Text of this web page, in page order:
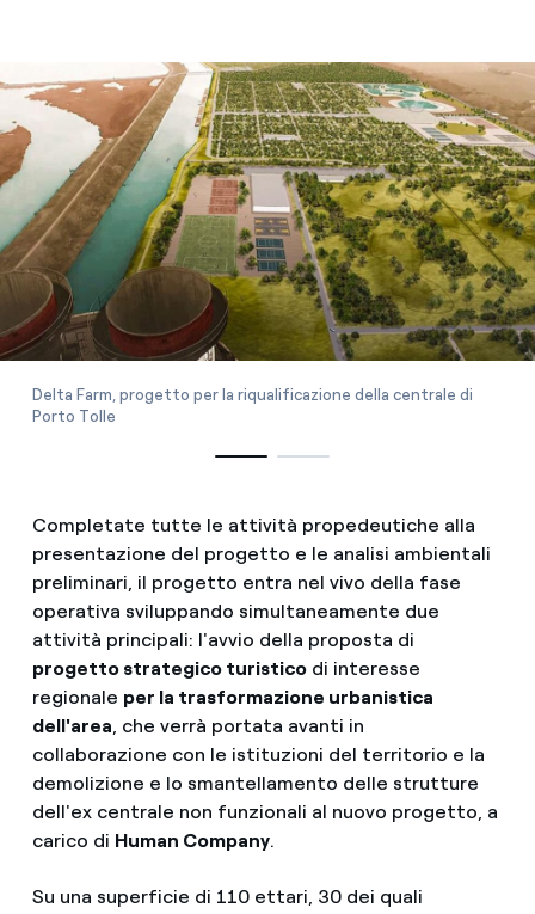
Delta Farm, progetto per la riqualificazione della centrale di
Porto Tolle
Completate tutte le attività propedeutiche alla
presentazione del progetto e le analisi ambientali
preliminari, il progetto entra nel vivo della fase
operativa sviluppando simultaneamente due
attività principali: l'avvio della proposta di
progetto strategico turisticodi interesse
regionale per la trasformazione urbanistica
dell'area, che verrà portata avanti in
collaborazione con le istituzioni del territorio e la
demolizione e lo smantellamento delle strutture
dell'ex centrale non funzionali al nuovo progetto, a
carico di Human Company.
Su una superficie di 110 ettari, 30 dei quali